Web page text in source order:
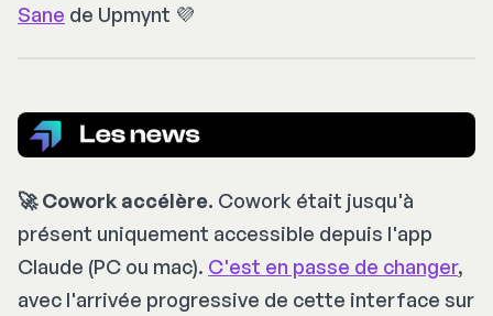
Sane de Upmynt 💜
🚀 Cowork accélère. Cowork était jusqu'à
présent uniquement accessible depuis l'app
Claude (PC ou mac). C'est en passe de changer,
avec l'arrivée progressive de cette interface sur